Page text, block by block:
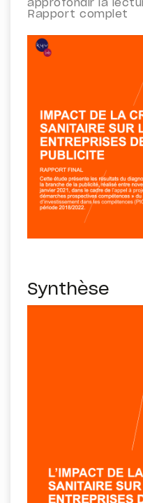
approfondir la
Rapport complet
Synthèse